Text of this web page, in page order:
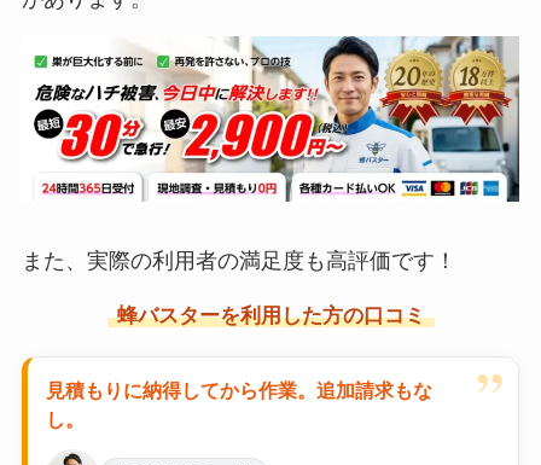
また、実際の利用者の満足度も高評価です！
蜂バスターを利用した方の口コミ
”
見積もりに納得してから作業。追加請求もな
し。